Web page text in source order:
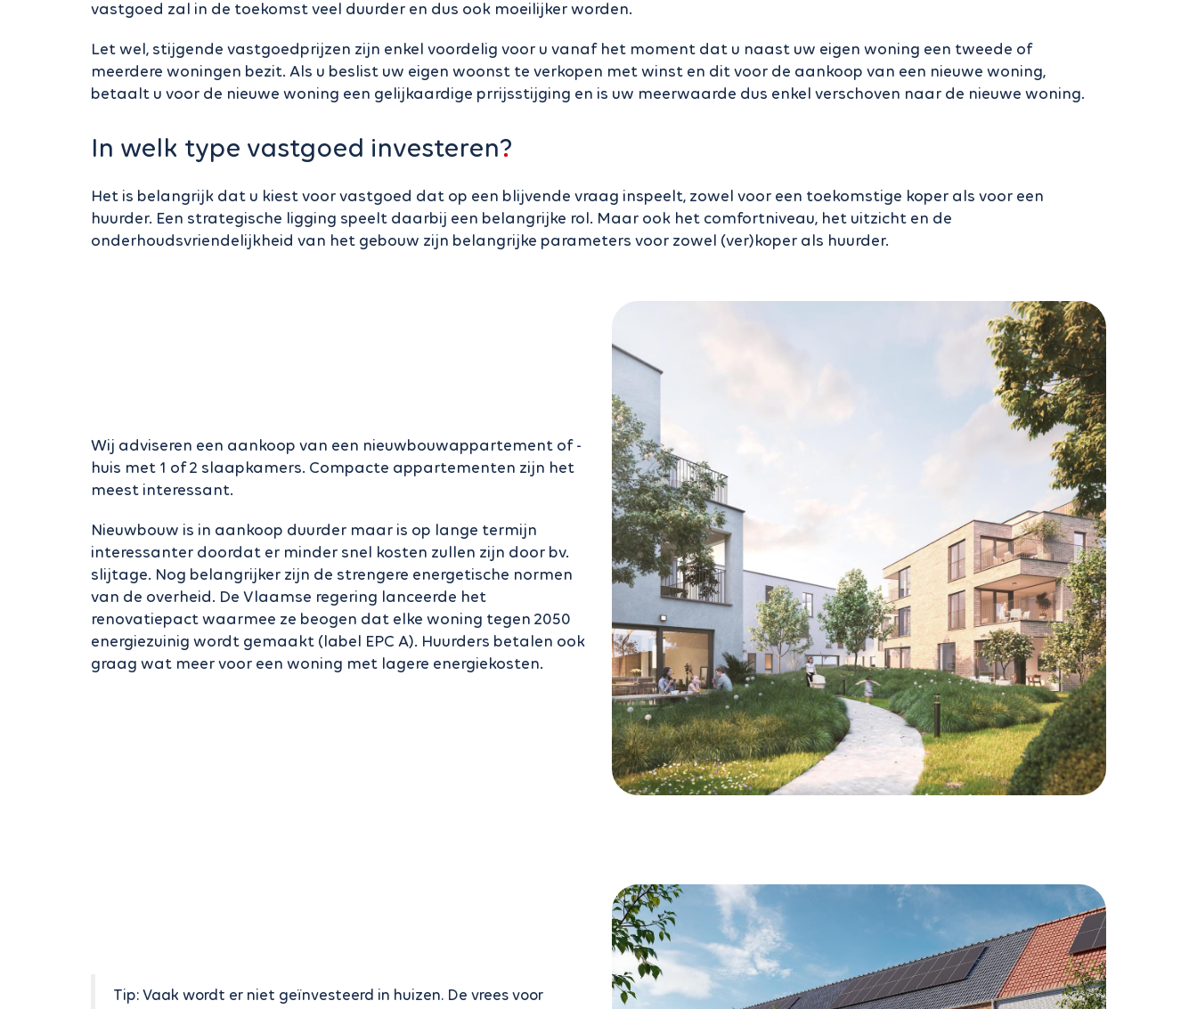
vastgoed zal in de toekomst veel duurder en dus ook moeilijker worden.
Let wel, stijgende vastgoedprijzen zijn enkel voordelig voor u vanaf het moment dat u naast uw eigen woning een tweede of
meerdere woningen bezit. Als u beslist uw eigen woonst te verkopen met winst en dit voor de aankoop van een nieuwe woning,
betaalt u voor de nieuwe woning een gelijkaardige prrijsstijging en is uw meerwaarde dus enkel verschoven naar de nieuwe woning.
In welk type vastgoed investeren?
Het is belangrijk dat u kiest voor vastgoed dat op een blijvende vraag inspeelt, zowel voor een toekomstige koper als voor een
huurder. Een strategische ligging speelt daarbij een belangrijke rol. Maar ook het comfortniveau, het uitzicht en de
onderhoudsvriendelijkheid van het gebouw zijn belangrijke parameters voor zowel (ver)koper als huurder.
Wij adviseren een aankoop van een nieuwbouwappartement of -
huis met 1 of 2 slaapkamers. Compacte appartementen zijn het
meest interessant.
Nieuwbouw is in aankoop duurder maar is op lange termijn
interessanter doordat er minder snel kosten zullen zijn door bv.
slijtage. Nog belangrijker zijn de strengere energetische normen
van de overheid. De Vlaamse regering lanceerde het
renovatiepact waarmee ze beogen dat elke woning tegen 2050
energiezuinig wordt gemaakt (label EPC A). Huurders betalen ook
graag wat meer voor een woning met lagere energiekosten.
Tip: Vaak wordt er niet geïnvesteerd in huizen. De vrees voor